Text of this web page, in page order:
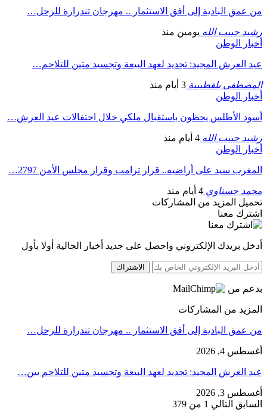
من عمق البادية إلى أفق الاستثمار .. مهرجان تندرارة للرحل…
رشيد حبيب الله يومين منذ
أخبار الوطن
عيد العرش المجيد: تجديد لعهد البيعة وتجسيد متين للتلاحم…
المصطفى بلقطيبية 3 أيام منذ
أخبار الوطن
أسود الأطلس يحظون باستقبال ملكي خلال احتفالات عيد العرش…
رشيد حبيب الله 4 أيام منذ
أخبار الوطن
المغرب سيد على أراضيه.. قرار ترامب وقرار مجلس الأمن 2797…
محمد حسناوي 4 أيام منذ
تحميل المزيد من المشاركات
اشترك معنا
أدخل بريدك الإلكتروني واحصل على جديد أخبار الجالية أولا بأول
الاشتراك
بدعم من
المزيد من المشاركات
من عمق البادية إلى أفق الاستثمار .. مهرجان تندرارة للرحل…
أغسطس 4, 2026
عيد العرش المجيد: تجديد لعهد البيعة وتجسيد متين للتلاحم بين…
أغسطس 3, 2026
السابق التالي 1 من 379